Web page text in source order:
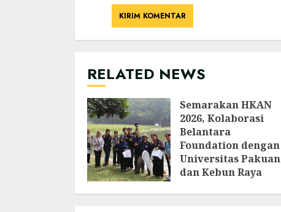
RELATED NEWS
Semarakan HKAN
2026, Kolaborasi
Belantara
Foundation dengan
Universitas Pakuan
dan Kebun Raya